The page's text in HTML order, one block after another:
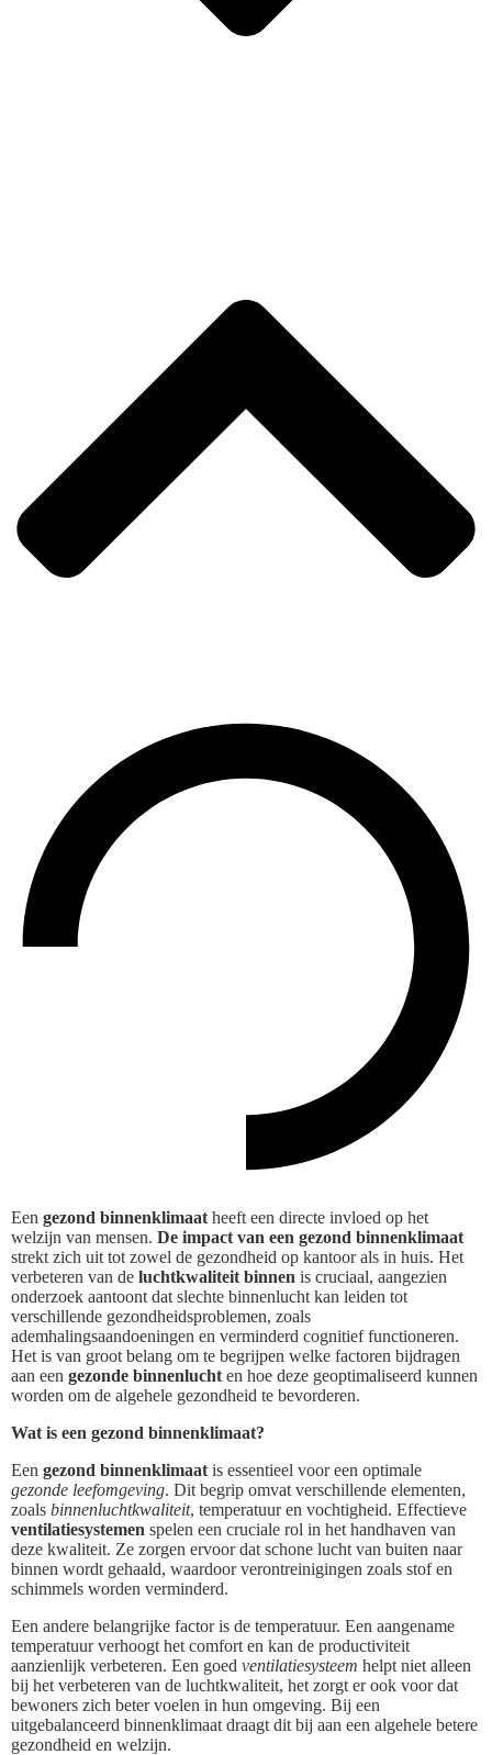
Een gezond binnenklimaat heeft een directe invloed op het
welzijn van mensen. De impact van een gezond binnenklimaat
strekt zich uit tot zowel de gezondheid op kantoor als in huis. Het
verbeteren van de luchtkwaliteit binnen is cruciaal, aangezien
onderzoek aantoont dat slechte binnenlucht kan leiden tot
verschillende gezondheidsproblemen, zoals
ademhalingsaandoeningen en verminderd cognitief functioneren.
Het is van groot belang om te begrijpen welke factoren bijdragen
aan een gezonde binnenlucht en hoe deze geoptimaliseerd kunnen
worden om de algehele gezondheid te bevorderen.
Wat is een gezond binnenklimaat?
Een gezond binnenklimaat is essentieel voor een optimale
gezonde leefomgeving. Dit begrip omvat verschillende elementen,
zoals binnenluchtkwaliteit, temperatuur en vochtigheid. Effectieve
ventilatiesystemen spelen een cruciale rol in het handhaven van
deze kwaliteit. Ze zorgen ervoor dat schone lucht van buiten naar
binnen wordt gehaald, waardoor verontreinigingen zoals stof en
schimmels worden verminderd.
Een andere belangrijke factor is de temperatuur. Een aangename
temperatuur verhoogt het comfort en kan de productiviteit
aanzienlijk verbeteren. Een goed ventilatiesysteem helpt niet alleen
bij het verbeteren van de luchtkwaliteit, het zorgt er ook voor dat
bewoners zich beter voelen in hun omgeving. Bij een
uitgebalanceerd binnenklimaat draagt dit bij aan een algehele betere
gezondheid en welzijn.